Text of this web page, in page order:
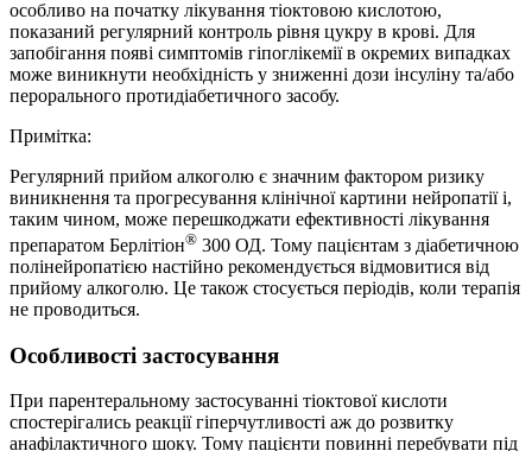
особливо на початку лікування тіоктовою кислотою,
показаний регулярний контроль рівня цукру в крові. Для
запобігання появі симптомів гіпоглікемії в окремих випадках
може виникнути необхідність у зниженні дози інсуліну та/або
перорального протидіабетичного засобу.
Примітка:
Регулярний прийом алкоголю є значним фактором ризику
виникнення та прогресування клінічної картини нейропатії і,
таким чином, може перешкоджати ефективності лікування
препаратом Берлітіон® 300 ОД. Тому пацієнтам з діабетичною
полінейропатією настійно рекомендується відмовитися від
прийому алкоголю. Це також стосується періодів, коли терапія
не проводиться.
Особливості застосування
При парентеральному застосуванні тіоктової кислоти
спостерігались реакції гіперчутливості аж до розвитку
анафілактичного шоку. Тому пацієнти повинні перебувати під